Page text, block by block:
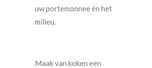
uw portemonnee én het
milieu.
Maak van koken een